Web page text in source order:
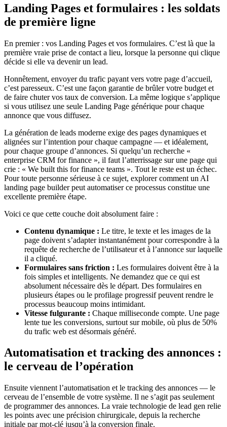
Landing Pages et formulaires : les soldats
de première ligne
En premier : vos Landing Pages et vos formulaires. C’est là que la
première vraie prise de contact a lieu, lorsque la personne qui clique
décide si elle va devenir un lead.
Honnêtement, envoyer du trafic payant vers votre page d’accueil,
c’est paresseux. C’est une façon garantie de brûler votre budget et
de faire chuter vos taux de conversion. La même logique s’applique
si vous utilisez une seule Landing Page générique pour chaque
annonce que vous diffusez.
La génération de leads moderne exige des pages dynamiques et
alignées sur l’intention pour chaque campagne — et idéalement,
pour chaque groupe d’annonces. Si quelqu’un recherche «
enterprise CRM for finance », il faut l’atterrissage sur une page qui
crie : « We built this for finance teams ». Tout le reste est un échec.
Pour toute personne sérieuse à ce sujet, explorer comment un AI
landing page builder peut automatiser ce processus constitue une
excellente première étape.
Voici ce que cette couche doit absolument faire :
Contenu dynamique : Le titre, le texte et les images de la
page doivent s’adapter instantanément pour correspondre à la
requête de recherche de l’utilisateur et à l’annonce sur laquelle
il a cliqué.
Formulaires sans friction : Les formulaires doivent être à la
fois simples et intelligents. Ne demandez que ce qui est
absolument nécessaire dès le départ. Des formulaires en
plusieurs étapes ou le profilage progressif peuvent rendre le
processus beaucoup moins intimidant.
Vitesse fulgurante : Chaque milliseconde compte. Une page
lente tue les conversions, surtout sur mobile, où plus de 50%
du trafic web est désormais généré.
Automatisation et tracking des annonces :
le cerveau de l’opération
Ensuite viennent l’automatisation et le tracking des annonces — le
cerveau de l’ensemble de votre système. Il ne s’agit pas seulement
de programmer des annonces. La vraie technologie de lead gen relie
les points avec une précision chirurgicale, depuis la recherche
initiale par mot-clé jusqu’à la conversion finale.